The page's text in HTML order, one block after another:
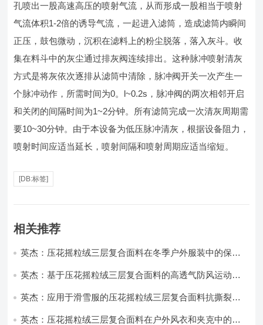
孔喷出一股高速高压的喷射气流，从而形成一股相当于喷射
气流体积1-2倍的诱导气流，一起进入滤筒，造成滤筒内瞬间
正压，鼓包微动，沉积在滤料上的粉尘脱落，落入灰斗。收
集在料斗中的灰尘通过排灰阀连续排出。这种脉冲喷射清灰
方式是将灰依次逐排从滤筒中清除，脉冲阀开关一次产生一
个脉冲动作，所需时间为0。l~0.2s，脉冲阀的两次相邻开启
和关闭的间隔时间为1~2分钟。所有滤筒完成一次清灰周期需
要10~30分钟。由于本设备为低压脉冲清灰，根据设备阻力，
喷射时间应适当延长，喷射间隔和喷射周期应适当缩短。
[DB:标签]
相关推荐
英杰：压花摇粒绒三层复合面料在冬季户外服装中的保暖
英杰：基于压花摇粒绒三层复合面料的高透气防风运动服
英杰：应用于滑雪服的压花摇粒绒三层复合面料抗撕裂与
英杰：压花摇粒绒三层复合面料在户外风衣和夹克中的应